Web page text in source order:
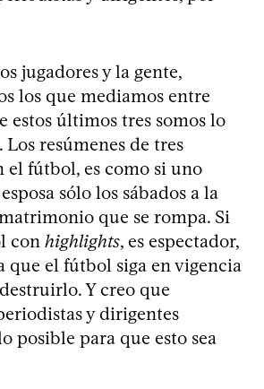
jugadores y la gente,
los que mediamos entre
estos últimos tres somos lo
resúmenes de tres
el fútbol, es como si uno
sólo los sábados a la
que se rompa. Si
con highlights, es espectador,
que el fútbol siga en vigencia
Y creo que
y dirigentes
posible para que esto sea